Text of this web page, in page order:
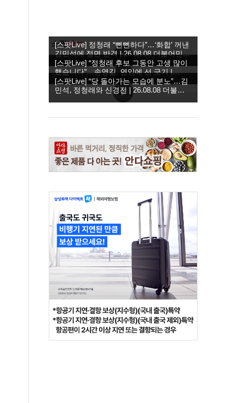
스팟Live
[스팟Live] 정청래 “뻔뻔하다”…‘화합’ 꺼낸
김민석에 정면 반격 | 26.08.08 더불어민주
당 당대표·최고위원 후보 제주 합동연설회
[스팟Live] “정청래 후보 그동안 고생 많이
했습니다”…송영길, 연임에 선 긋기 |
26.08.08 더불어민주당 당대표·최고위원
후보 제주 합동연설회
[스팟Live] “당 돌아가는 모습에 분노”…김
민석, 정청래와 신경전 | 26.08.08 더불어
민주당 당대표·최고위원 후보 제주 합동연